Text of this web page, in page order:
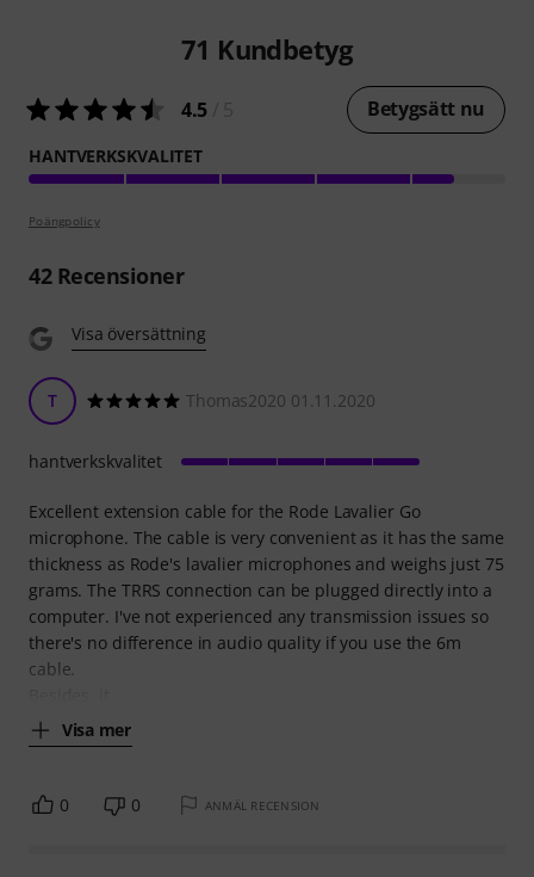
71 Kundbetyg
4.5 Betygsätt nu
HANTVERKSKVALITET
Poängpolicy
42Recensioner
Visa översättning
T Thomas2020 01.11.2020
Excellent extension cable for the Rode Lavalier Go
microphone. The cable is very convenient as it has the same
thickness as Rode's lavalier microphones and weighs just 75
grams. The TRRS connection can be plugged directly into a
computer. I've not experienced any transmission issues so
there's no difference in audio quality if you use the 6m
cable.
Visa mer
hantverkskvalitet
0 0 ANMÄL RECENSION